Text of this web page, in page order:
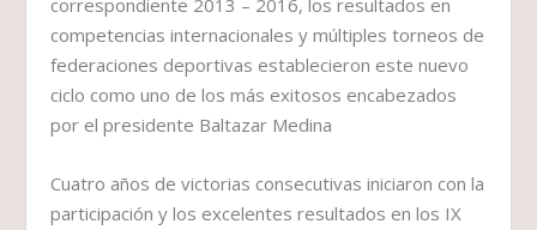
correspondiente 2013 – 2016, los resultados en
competencias internacionales y múltiples torneos de
federaciones deportivas establecieron este nuevo
ciclo como uno de los más exitosos encabezados
por el presidente Baltazar Medina
Cuatro años de victorias consecutivas iniciaron con la
participación y los excelentes resultados en los IX